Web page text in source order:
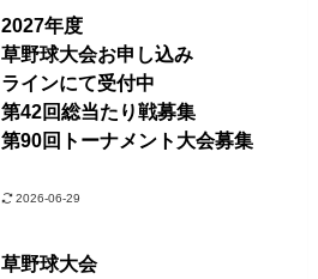
2027年度
草野球大会お申し込み
ラインにて受付中
第42回総当たり戦募集
第90回トーナメント大会募集
2026-06-29
草野球大会